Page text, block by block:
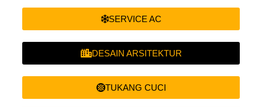
SERVICE AC
DESAIN ARSITEKTUR
TUKANG CUCI